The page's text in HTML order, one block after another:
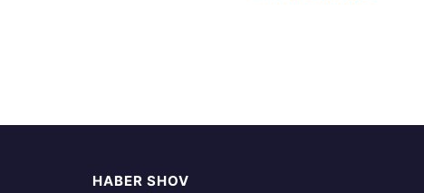
HABER SHOV